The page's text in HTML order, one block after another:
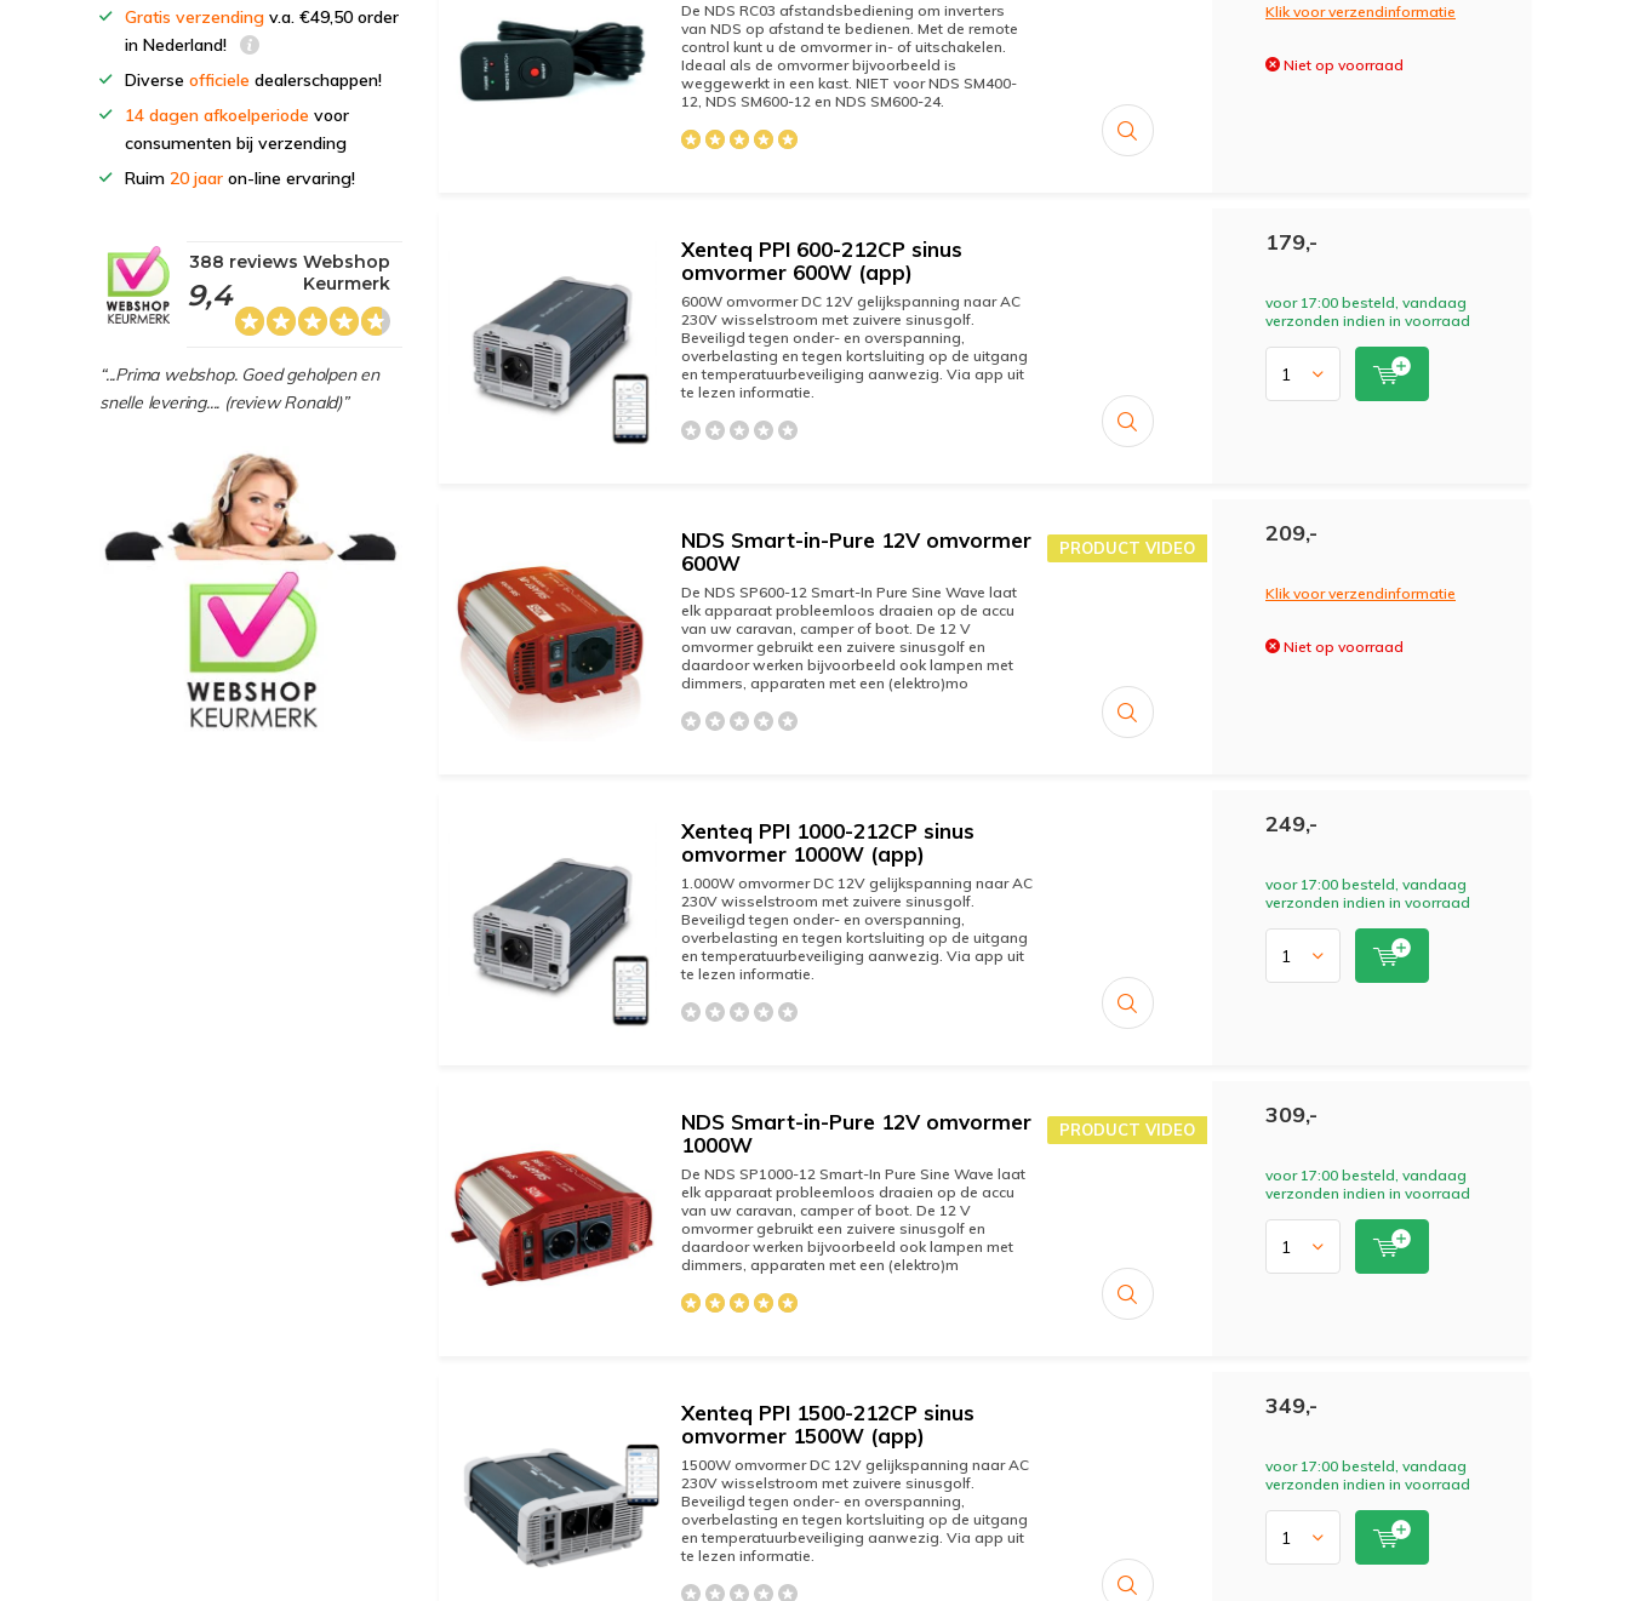
De NDS RC03 afstandsbediening om inverters
van NDS op afstand te bedienen. Met de remote
control kunt u de omvormer in- of uitschakelen.
Ideaal als de omvormer bijvoorbeeld is
weggewerkt in een kast. NIET voor NDS SM400-
12, NDS SM600-12 en NDS SM600-24.
Klik voor verzendinformatie
Niet op voorraad
Xenteq PPI 600-212CP sinus
omvormer 600W (app)
600W omvormer DC 12V gelijkspanning naar AC
230V wisselstroom met zuivere sinusgolf.
Beveiligd tegen onder- en overspanning,
overbelasting en tegen kortsluiting op de uitgang
en temperatuurbeveiliging aanwezig. Via app uit
te lezen informatie.
179,-
voor 17:00 besteld, vandaag
verzonden indien in voorraad
NDS Smart-in-Pure 12V omvormer
600W
De NDS SP600-12 Smart-In Pure Sine Wave laat
elk apparaat probleemloos draaien op de accu
van uw caravan, camper of boot. De 12 V
omvormer gebruikt een zuivere sinusgolf en
daardoor werken bijvoorbeeld ook lampen met
dimmers, apparaten met een (elektro)mo
209,-
Klik voor verzendinformatie
Niet op voorraad
PRODUCT VIDEO
Xenteq PPI 1000-212CP sinus
omvormer 1000W (app)
1.000W omvormer DC 12V gelijkspanning naar AC
230V wisselstroom met zuivere sinusgolf.
Beveiligd tegen onder- en overspanning,
overbelasting en tegen kortsluiting op de uitgang
en temperatuurbeveiliging aanwezig. Via app uit
te lezen informatie.
249,-
voor 17:00 besteld, vandaag
verzonden indien in voorraad
NDS Smart-in-Pure 12V omvormer
1000W
De NDS SP1000-12 Smart-In Pure Sine Wave laat
elk apparaat probleemloos draaien op de accu
van uw caravan, camper of boot. De 12 V
omvormer gebruikt een zuivere sinusgolf en
daardoor werken bijvoorbeeld ook lampen met
dimmers, apparaten met een (elektro)m
309,-
voor 17:00 besteld, vandaag
verzonden indien in voorraad
PRODUCT VIDEO
Xenteq PPI 1500-212CP sinus
omvormer 1500W (app)
1500W omvormer DC 12V gelijkspanning naar AC
230V wisselstroom met zuivere sinusgolf.
Beveiligd tegen onder- en overspanning,
overbelasting en tegen kortsluiting op de uitgang
en temperatuurbeveiliging aanwezig. Via app uit
te lezen informatie.
349,-
voor 17:00 besteld, vandaag
verzonden indien in voorraad
Gratis verzending v.a. €49,50 order
in Nederland!
Diverse officiele dealerschappen!
14 dagen afkoelperiode voor
consumenten bij verzending
Ruim 20 jaar on-line ervaring!
9,4
388 reviews Webshop
Keurmerk
“...Prima webshop. Goed geholpen en
snelle levering.... (review Ronald)”